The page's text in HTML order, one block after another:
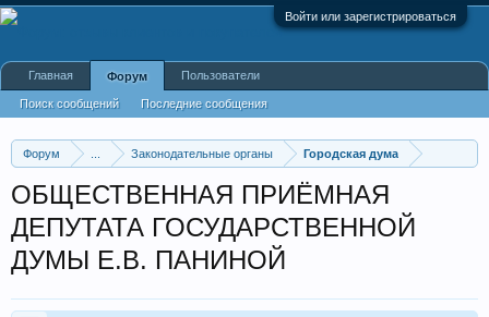
Войти или зарегистрироваться
Форум Законодательные органы Городская дума
ОБЩЕСТВЕННАЯ ПРИЁМНАЯ
ДЕПУТАТА ГОСУДАРСТВЕННОЙ
ДУМЫ Е.В. ПАНИНОЙ
Главная Форум
Поиск сообщений Последние сообщения
Пользователи